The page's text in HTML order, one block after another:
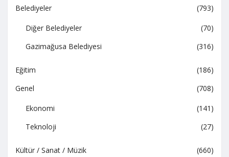
Belediyeler (793)
Diğer Belediyeler
(70)
Gazimağusa Belediyesi
(316)
Eğitim
(186)
Genel
(708)
Ekonomi
(141)
Teknoloji
(27)
Kültür / Sanat / Müzik
(660)